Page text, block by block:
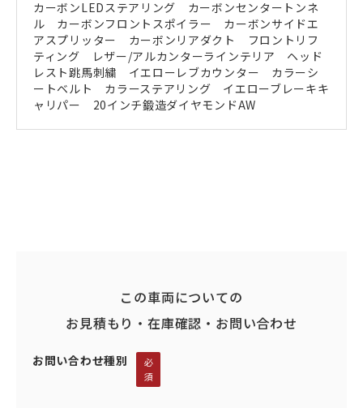
カーボンLEDステアリング カーボンセンタートンネ
ル カーボンフロントスポイラー カーボンサイドエ
アスプリッター カーボンリアダクト フロントリフ
ティング レザー/アルカンターラインテリア ヘッド
レスト跳馬刺繍 イエローレブカウンター カラーシ
ートベルト カラーステアリング イエローブレーキキ
ャリパー 20インチ鍛造ダイヤモンドAW
この車両についての
お見積もり・在庫確認・お問い合わせ
お問い合わせ種別
必
須